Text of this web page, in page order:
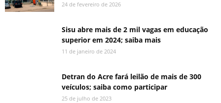
24 de fevereiro de 2026
Sisu abre mais de 2 mil vagas em educação
superior em 2024; saiba mais
11 de janeiro de 2024
Detran do Acre fará leilão de mais de 300
veículos; saiba como participar
25 de julho de 2023